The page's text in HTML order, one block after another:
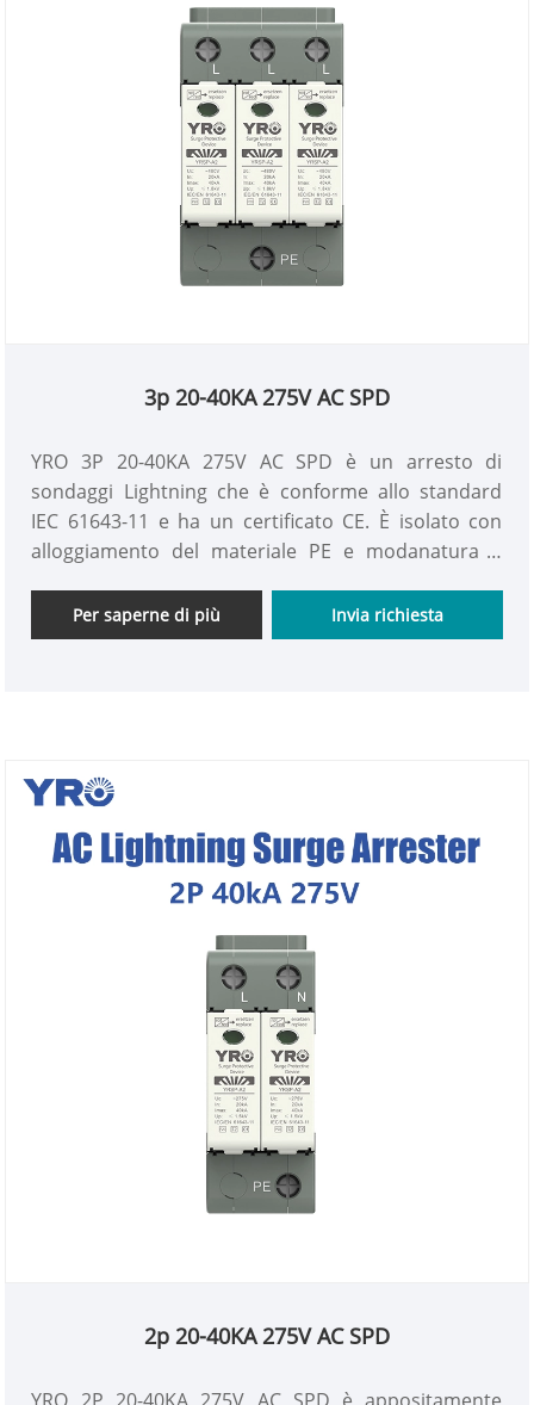
3p 20-40KA 275V AC SPD
YRO 3P 20-40KA 275V AC SPD è un arresto di
sondaggi Lightning che è conforme allo standard
IEC 61643-11 e ha un certificato CE. È isolato con
alloggiamento del materiale PE e modanatura a
all'impatto delle sovratensioni e garantire la
sicurezza dell'alimentazione.
Per saperne di più Invia richiesta
2p 20-40KA 275V AC SPD